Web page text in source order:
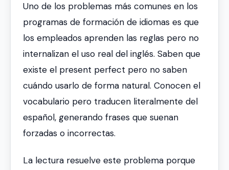
Uno de los problemas más comunes en los
programas de formación de idiomas es que
los empleados aprenden las reglas pero no
internalizan el uso real del inglés. Saben que
existe el present perfect pero no saben
cuándo usarlo de forma natural. Conocen el
vocabulario pero traducen literalmente del
español, generando frases que suenan
forzadas o incorrectas.
La lectura resuelve este problema porque